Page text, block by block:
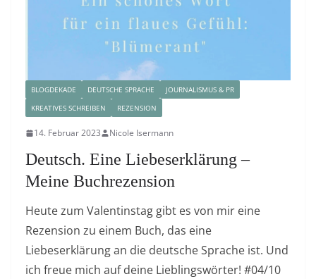
BLOGDEKADE DEUTSCHE SPRACHE
JOURNALISMUS & PR
KREATIVES SCHREIBEN
REZENSION
14. Februar 2023 Nicole Isermann
Deutsch. Eine Liebeserklärung –
Meine Buchrezension
Heute zum Valentinstag gibt es von mir eine
Rezension zu einem Buch, das eine
Liebeserklärung an die deutsche Sprache ist. Und
ich freue mich auf deine Lieblingswörter! #04/10